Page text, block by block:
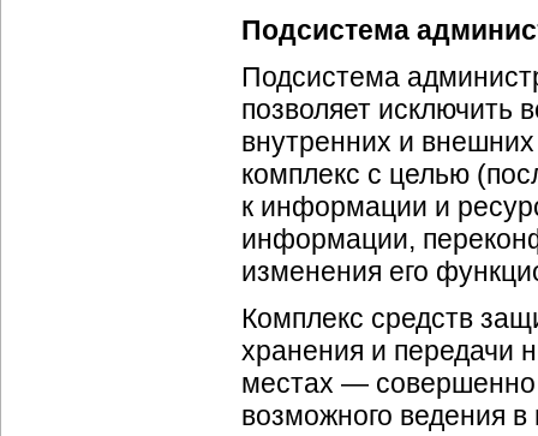
Подсистема
Подсистема
позволяет исключить
внутренних и
комплекс с целью
к информации и
информации,
изменения его
Комплекс средств
хранения и передачи
местах —
возможного ведения